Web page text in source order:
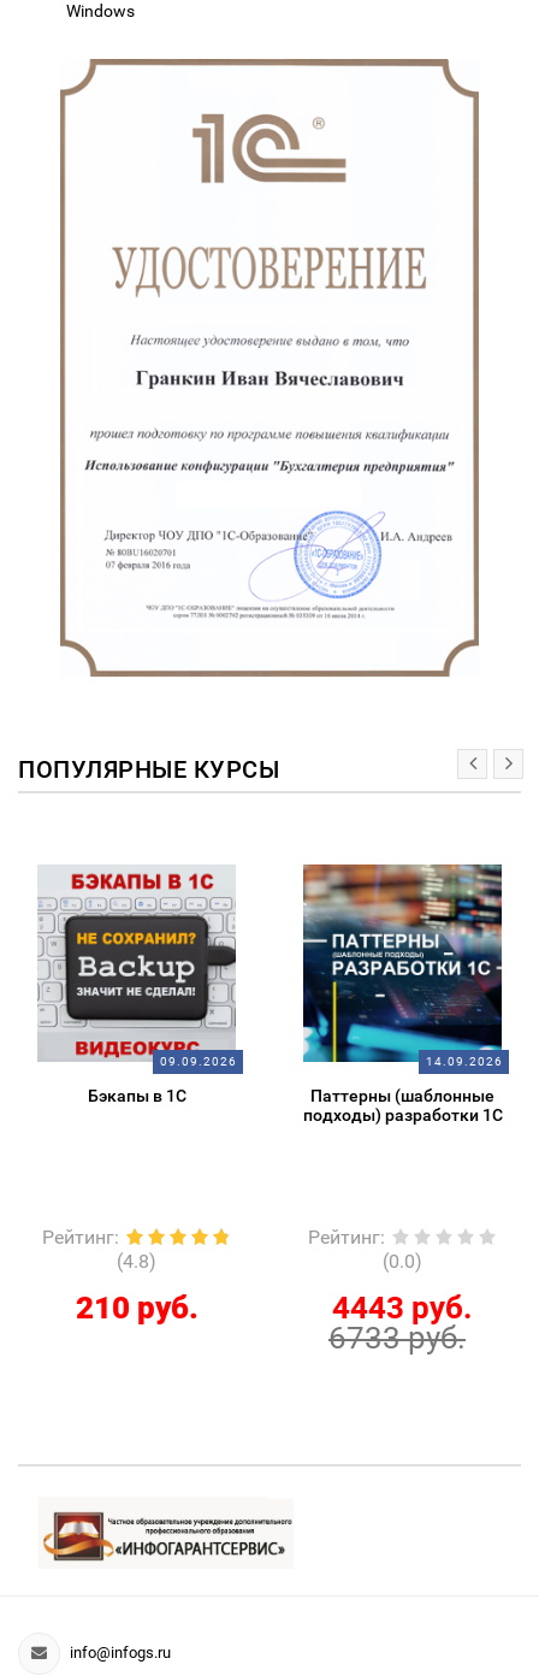
Windows
ПОПУЛЯРНЫЕ КУРСЫ
09.09.2026
Бэкапы в 1С
Рейтинг:
(4.8)
210 руб.
14.09.2026
Паттерны (шаблонные
подходы) разработки 1С
Рейтинг:
(0.0)
4443 руб.
6733 руб.
info@infogs.ru